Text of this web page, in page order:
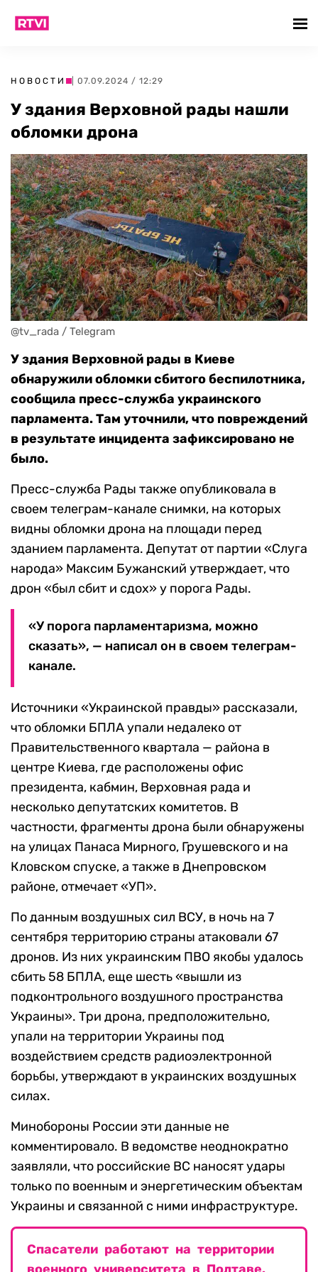
НОВОСТИ | 07.09.2024 / 12:29
У здания Верховной рады нашли
обломки дрона
@tv_rada / Telegram
У здания Верховной рады в Киеве
обнаружили обломки сбитого беспилотника,
сообщила пресс-служба украинского
парламента. Там уточнили, что повреждений
в результате инцидента зафиксировано не
было.
Пресс-служба Рады также опубликовала в
своем телеграм-канале снимки, на которых
видны обломки дрона на площади перед
зданием парламента. Депутат от партии «Слуга
народа» Максим Бужанский утверждает, что
дрон «был сбит и сдох» у порога Рады.
«У порога парламентаризма, можно
сказать», — написал он в своем телеграм-
канале.
Источники «Украинской правды» рассказали,
что обломки БПЛА упали недалеко от
Правительственного квартала — района в
центре Киева, где расположены офис
президента, кабмин, Верховная рада и
несколько депутатских комитетов. В
частности, фрагменты дрона были обнаружены
на улицах Панаса Мирного, Грушевского и на
Кловском спуске, а также в Днепровском
районе, отмечает «УП».
По данным воздушных сил ВСУ, в ночь на 7
сентября территорию страны атаковали 67
дронов. Из них украинским ПВО якобы удалось
сбить 58 БПЛА, еще шесть «вышли из
подконтрольного воздушного пространства
Украины». Три дрона, предположительно,
упали на территории Украины под
воздействием средств радиоэлектронной
борьбы, утверждают в украинских воздушных
силах.
Минобороны России эти данные не
комментировало. В ведомстве неоднократно
заявляли, что российские ВС наносят удары
только по военным и энергетическим объектам
Украины и связанной с ними инфраструктуре.
Спасатели работают на территории